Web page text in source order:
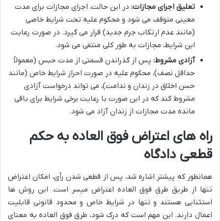
تعلیق اجرای مجازات: در این حالت، اجرای مجازات برای مدت
معینی متوقف می شود و محکوم علیه تحت شرایط خاصی
(مانند عدم ارتکاب جرم جدید) قرار می گیرد. در صورت رعایت
این شرایط، مجازات به طور کلی منتفی می شود.
آزادی مشروط: پس از گذراندن قسمتی از مدت حبس (معمولاً
حداقل نصف)، محکوم علیه در صورت احراز شرایط خاص (مانند
حسن اخلاق در زندان و ندامت)، می تواند درخواست آزادی
مشروط کند که در این صورت با رعایت برخی شرایط برای باقی
مانده مدت مجازات از زندان آزاد می شود.
راه های اعتراض فوق العاده به حکم
قطعی دادگاه
همانطور که پیشتر اشاره شد، پس از قطعی شدن رأی، امکان اعتراض
تنها از طریق طرق فوق العاده اعتراض میسر است. این روش ها
استثنایی هستند و تنها در شرایط خاص و محدود قانونی قابلیت
اعمال دارند. این مهم است که درک شود، طرق فوق العاده به معنای